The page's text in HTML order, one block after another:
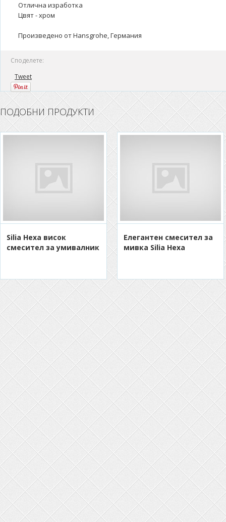
Отлична изработка
Цвят - хром
Произведено от Hansgrohe, Германия
Споделете:
Tweet
ПОДОБНИ ПРОДУКТИ
Silia Hexa висок
смесител за умивалник
Eлегантен смесител за
мивка Silia Hexa